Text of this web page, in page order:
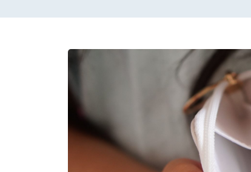
小学1年生
小学2年生
小学4年生
小学5年生
ニュース
そだち＆まなび
ワーク・ドリル
幼稚園・保育園
科学・プログラミング
こそだて生活
住まい
ファッション・美容
こそだてマンガ